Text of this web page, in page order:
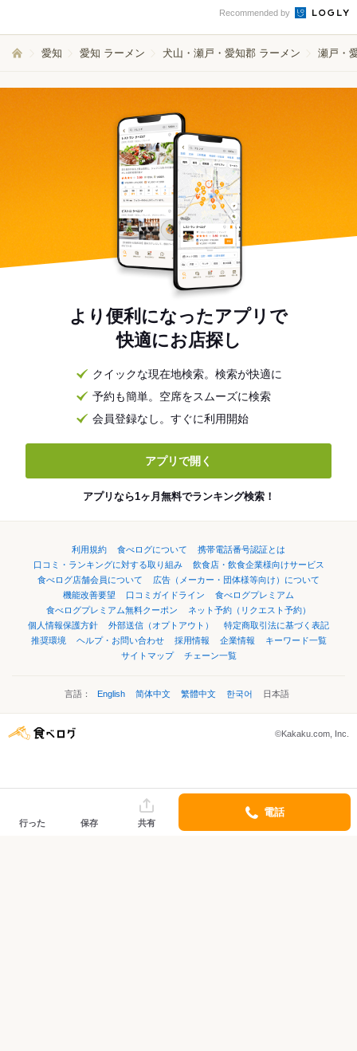
Recommended by
愛知 愛知 ラーメン 犬山・瀬戸・愛知郡 ラーメン 瀬戸・
より便利になったアプリで
快適にお店探し
クイックな現在地検索。検索が快適に
予約も簡単。空席をスムーズに検索
会員登録なし。すぐに利用開始
アプリで開く
アプリなら1ヶ月無料でランキング検索！
利用規約 食べログについて
携帯電話番号認証とは
口コミ・ランキングに対する取り組み
飲食店・飲食企業様向けサービス
食べログ店舗会員について
広告（メーカー・団体様等向け）について
機能改善要望
口コミガイドライン
食べログプレミアム
食べログプレミアム無料クーポン
ネット予約（リクエスト予約）
個人情報保護方針
外部送信（オプトアウト）
特定商取引法に基づく表記
推奨環境
ヘルプ・お問い合わせ 採用情報 企業情報
キーワード一覧
サイトマップ
チェーン一覧
言語： English 简体中文 繁體中文 한국어 日本語
©Kakaku.com, Inc.
行った 保存 共有
電話